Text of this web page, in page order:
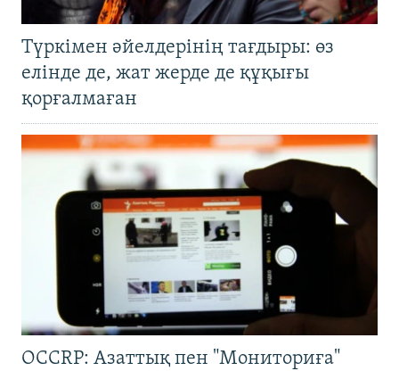
Түркімен әйелдерінің тағдыры: өз
елінде де, жат жерде де құқығы
қорғалмаған
OCCRP: Азаттық пен "Мониториға"